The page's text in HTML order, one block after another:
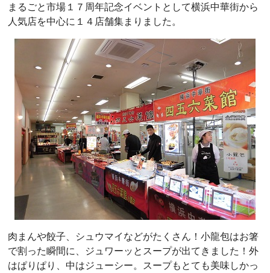
まるごと市場１７周年記念イベントとして横浜中華街から
人気店を中心に１４店舗集まりました。
肉まんや餃子、シュウマイなどがたくさん！小龍包はお箸
で割った瞬間に、ジュワーッとスープが出てきました！外
はぱりぱり、中はジューシー。スープもとても美味しかっ